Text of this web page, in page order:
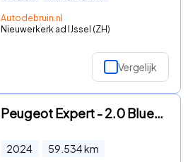
Autodebruin.nl
Nieuwerkerk ad IJssel (ZH)
Vergelijk
Peugeot Expert - 2.0 BlueHDI 145PK L3 Automaat Navigatie Parkeersensoren Trek
2024 59.534km